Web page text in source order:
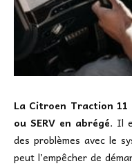
La Citroen Traction 11
ou SERV en abrégé. Il
des problèmes avec le
peut l’empêcher de